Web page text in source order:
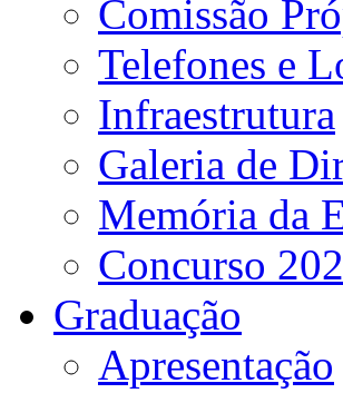
Comissão
Telefones e
Infraestrutura
Galeria de
Memória da
Concurso
Graduação
Apresentação